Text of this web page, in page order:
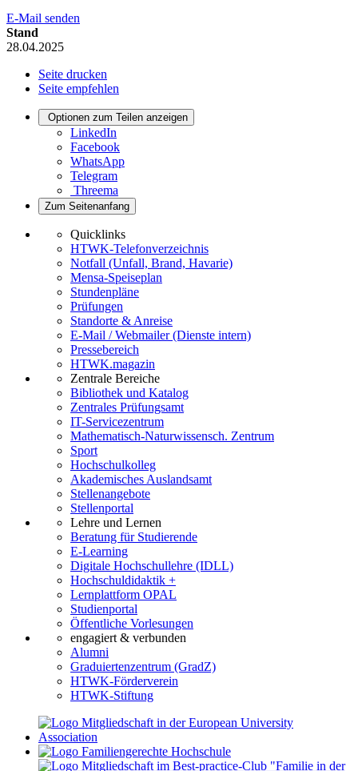
E-Mail senden
Stand
28.04.2025
Seite drucken
Seite empfehlen
Optionen zum Teilen anzeigen
LinkedIn
Facebook
WhatsApp
Telegram
Threema
Zum Seitenanfang
Quicklinks
HTWK-Telefonverzeichnis
Notfall (Unfall, Brand, Havarie)
Mensa-Speiseplan
Stundenpläne
Prüfungen
Standorte & Anreise
E-Mail / Webmailer (Dienste intern)
Pressebereich
HTWK.magazin
Zentrale Bereiche
Bibliothek und Katalog
Zentrales Prüfungsamt
IT-Servicezentrum
Mathematisch-Naturwissensch. Zentrum
Sport
Hochschulkolleg
Akademisches Auslandsamt
Stellenangebote
Stellenportal
Lehre und Lernen
Beratung für Studierende
E-Learning
Digitale Hochschullehre (IDLL)
Hochschuldidaktik +
Lernplattform OPAL
Studienportal
Öffentliche Vorlesungen
engagiert & verbunden
Alumni
Graduiertenzentrum (GradZ)
HTWK-Förderverein
HTWK-Stiftung